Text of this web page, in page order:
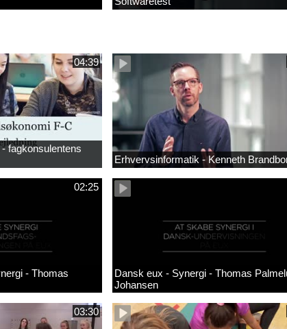
04:39
fagkonsulentens
Erhvervsinformatik - Kenneth
02:25
- Thomas
Dansk eux - Synergi - Thomas
Johansen
03:30